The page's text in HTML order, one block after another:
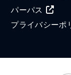
パーパス
プライバシーポ